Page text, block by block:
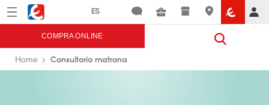
Menú Eroski
COMPRA ONLINE
Home Consultorio matrona